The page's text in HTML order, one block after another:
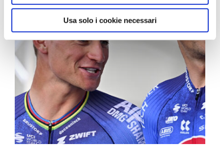
Usa solo i cookie necessari